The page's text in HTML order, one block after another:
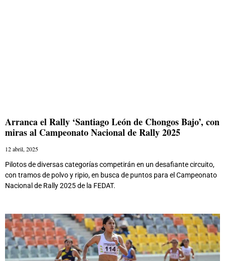
Arranca el Rally ‘Santiago León de Chongos Bajo’, con
miras al Campeonato Nacional de Rally 2025
12 abril, 2025
Pilotos de diversas categorías competirán en un desafiante circuito,
con tramos de polvo y ripio, en busca de puntos para el Campeonato
Nacional de Rally 2025 de la FEDAT.